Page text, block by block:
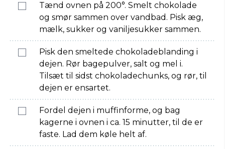
Tænd ovnen på 200°. Smelt chokolade
og smør sammen over vandbad. Pisk æg,
mælk, sukker og vaniljesukker sammen.
Pisk den smeltede chokoladeblanding i
dejen. Rør bagepulver, salt og mel i.
Tilsæt til sidst chokoladechunks, og rør, til
dejen er ensartet.
Fordel dejen i muffinforme, og bag
kagerne i ovnen i ca. 15 minutter, til de er
faste. Lad dem køle helt af.